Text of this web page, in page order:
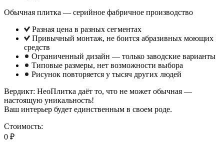
Обычная плитка — серийное фабричное производство
Разная цена в разных сегментах
Привычный монтаж, не боится абразивных моющих
средств
Ограниченный дизайн — только заводские варианты
Типовые размеры, нет возможности выбора
Рисунок повторяется у тысяч других людей
Вердикт: НеоПлитка даёт то, что не может обычная —
настоящую уникальность!
Ваш интерьер будет единственным в своем роде.
Стоимость:
0 ₽